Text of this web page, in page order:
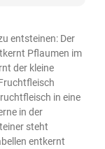
entsteinen: Der
Pflaumen im
der kleine
in eine
in der
steht
entkernt